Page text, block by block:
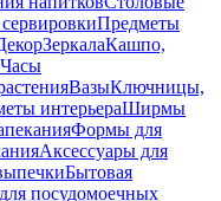
Предметы
ЗеркалаКашпо,
Часы
ВазыКлючницы,
интерьераШирмы
Формы для
Аксессуары для
Бытовая
посудомоечных